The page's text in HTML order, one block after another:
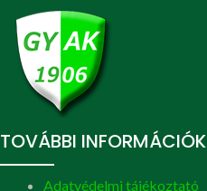
TOVÁBBI INFORMÁCIÓK
Adatvédelmi tájékoztató